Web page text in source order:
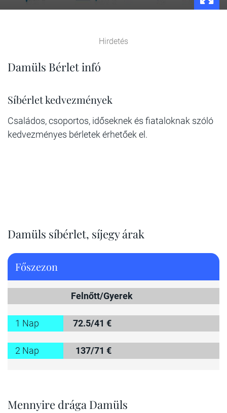
Hirdetés
Damüls Bérlet infó
Síbérlet kedvezmények
Családos, csoportos, időseknek és fiataloknak szóló
kedvezményes bérletek érhetőek el.
Damüls síbérlet, síjegy árak
Főszezon
Felnőtt/Gyerek
1 Nap 72.5/41 €
2 Nap 137/71 €
Mennyire drága Damüls